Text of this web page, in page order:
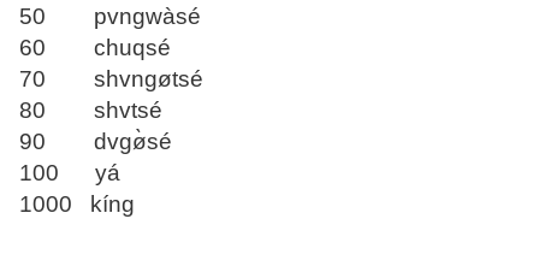
50 pvngwàsé
60 chuqsé
70 shvngøtsé
80 shvtsé
90 dvgø̀sé
100 yá
1000 kíng